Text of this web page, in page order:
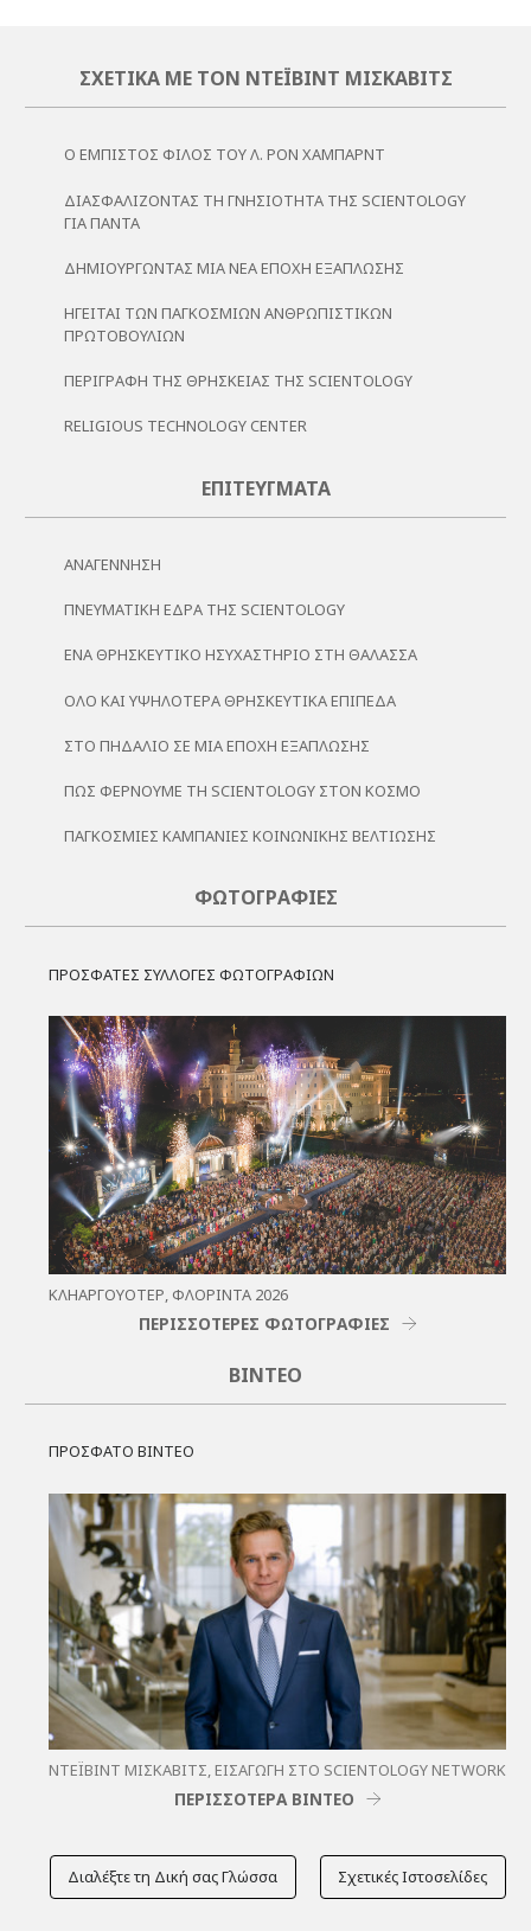
ΣΧΕΤΙΚΆ ΜΕ ΤΟΝ ΝΤΈΙΒΙΝΤ ΜΙΣΚΆΒΙΤΣ
Ο ΕΜΠΙΣΤΟΣ ΦΙΛΟΣ ΤΟΥ Λ. ΡΟΝ ΧΑΜΠΑΡΝΤ
ΔΙΑΣΦΑΛΊΖΟΝΤΑΣ ΤΗ ΓΝΗΣΙΌΤΗΤΑ ΤΗΣ SCIENTOLOGY
ΓΙΑ ΠΆΝΤΑ
ΔΗΜΙΟΥΡΓΏΝΤΑΣ ΜΙΑ ΝΈΑ ΕΠΟΧΉ ΕΞΆΠΛΩΣΗΣ
ΗΓΕΙΤΑΙ ΤΩΝ ΠΑΓΚΟΣΜΙΩΝ ΑΝΘΡΩΠΙΣΤΙΚΩΝ
ΠΡΩΤΟΒΟΥΛΙΩΝ
ΠΕΡΙΓΡΑΦΉ ΤΗΣ ΘΡΗΣΚΕΊΑΣ ΤΗΣ SCIENTOLOGY
RELIGIOUS TECHNOLOGY CENTER
ΕΠΙΤΕΎΓΜΑΤΑ
ΑΝΑΓΈΝΝΗΣΗ
ΠΝΕΥΜΑΤΙΚΉ ΈΔΡΑ ΤΗΣ SCIENTOLOGY
ΈΝΑ ΘΡΗΣΚΕΥΤΙΚΌ ΗΣΥΧΑΣΤΉΡΙΟ ΣΤΗ ΘΆΛΑΣΣΑ
ΌΛΟ ΚΑΙ ΥΨΗΛΌΤΕΡΑ ΘΡΗΣΚΕΥΤΙΚΆ ΕΠΊΠΕΔΑ
ΣΤΟ ΠΗΔΆΛΙΟ ΣΕ ΜΙΑ ΕΠΟΧΉ ΕΞΆΠΛΩΣΗΣ
ΠΏΣ ΦΈΡΝΟΥΜΕ ΤΗ SCIENTOLOGY ΣΤΟΝ ΚΌΣΜΟ
ΠΑΓΚΌΣΜΙΕΣ ΚΑΜΠΆΝΙΕΣ ΚΟΙΝΩΝΙΚΉΣ ΒΕΛΤΊΩΣΗΣ
ΦΩΤΟΓΡΑΦΊΕΣ
ΠΡΟΣΦΑΤΕΣ ΣΥΛΛΟΓΕΣ ΦΩΤΟΓΡΑΦΙΩΝ
ΚΛΗΑΡΓΟΥΌΤΕΡ, ΦΛΌΡΙΝΤΑ 2026
ΠΕΡΙΣΣΟΤΕΡΕΣ ΦΩΤΟΓΡΑΦΙΕΣ
ΒΊΝΤΕΟ
ΠΡΟΣΦΑΤΟ ΒΙΝΤΕΟ
ΝΤΈΙΒΙΝΤ ΜΙΣΚΆΒΙΤΣ, ΕΙΣΑΓΩΓΉ ΣΤΟ SCIENTOLOGY NETWORK
ΠΕΡΙΣΣΟΤΕΡΑ ΒΙΝΤΕΟ
Διαλέξτε τη Δική σας Γλώσσα Σχετικές Ιστοσελίδες